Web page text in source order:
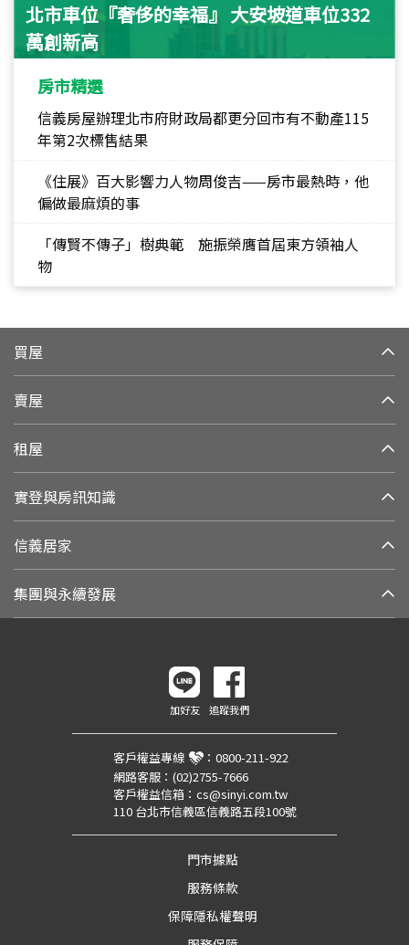
北市車位『奢侈的幸福』 大安坡道車位332
萬創新高
房市精選
信義房屋辦理北市府財政局都更分回市有不動產115
年第2次標售結果
《住展》百大影響力人物周俊吉——房市最熱時，他
偏做最麻煩的事
「傳賢不傳子」樹典範 施振榮膺首屆東方領袖人
物
買屋
賣屋
租屋
實登與房訊知識
信義居家
集團與永續發展
加好友 追蹤我們
客戶權益專線 ： 0800-211-922
網路客服： (02)2755-7666
客戶權益信箱： cs@sinyi.com.tw
110 台北市信義區信義路五段100號
門市據點
服務條款
保障隱私權聲明